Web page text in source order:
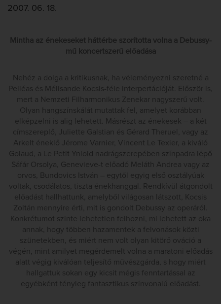
2007. 06. 18.
Mintha az énekeseket háttérbe szorította volna a Debussy-
mű koncertszerű előadása
Nehéz a dolga a kritikusnak, ha véleményezni szeretné a
Pelléas és Mélisande Kocsis-féle interpertációját. Először is,
mert a Nemzeti Filharmonikus Zenekar nagyszerű volt.
Olyan hangszínskálát mutattak fel, amelyet korábban
elképzelni is alig lehetett. Másrészt az énekesek – a két
címszereplő, Juliette Galstian és Gérard Theruel, vagy az
Arkelt éneklő Jérome Varnier, Vincent Le Texier, a kiváló
Golaud, a Le Petit Yniold nadrágszerepében színpadra lépő
Sáfár Orsolya, Genevieve-t előadó Meláth Andrea vagy az
orvos, Bundovics István – egytől egyig első osztályúak
voltak, csodálatos, tiszta énekhanggal. Rendkívül átgondolt
előadást hallhattunk, amelyből világosan látszott, Kocsis
Zoltán mennyire érti, mit is gondolt Debussy az operáról.
Konkrétumot szinte lehetetlen felhozni, mi lehetett az oka
annak, hogy többen hazamentek a felvonások közti
szünetekben, és miért nem volt olyan kitörő ováció a
végén, mint amilyet megérdemelt volna a maratoni előadás
alatt végig kiválóan teljesítő művészgárda, s hogy miért
hallgattuk sokan egy kicsit mégis fenntartással az
egyébként tényleg fantasztikus színvonalú előadást.